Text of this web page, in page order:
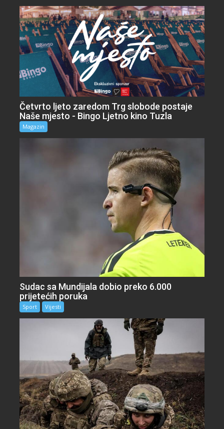
Četvrto ljeto zaredom Trg slobode postaje
Naše mjesto - Bingo Ljetno kino Tuzla
Magazin
Sudac sa Mundijala dobio preko 6.000
prijetećih poruka
Sport Vijesti